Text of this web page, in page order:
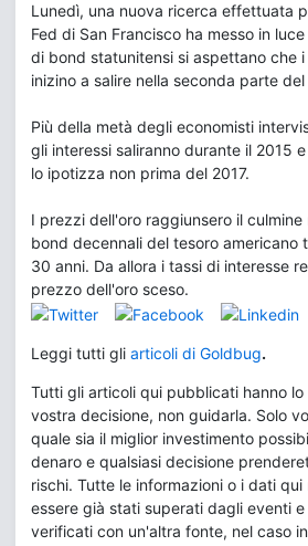
Lunedì, una nuova ricerca effettuata
Fed di San Francisco ha messo in
di bond statunitensi si aspettano che
inizino a salire nella seconda parte del
Più della metà degli economisti
gli interessi saliranno durante il 2015
lo ipotizza non prima del 2017.
I prezzi dell'oro raggiunsero il culmine
bond decennali del tesoro americano
30 anni. Da allora i tassi di interesse
prezzo dell'oro sceso.
Leggi tutti gli articoli di Goldbug.
Tutti gli articoli qui pubblicati hanno
vostra decisione, non guidarla. Solo
quale sia il miglior investimento
denaro e qualsiasi decisione
rischi. Tutte le informazioni o i dati
essere già stati superati dagli eventi
verificati con un'altra fonte, nel caso